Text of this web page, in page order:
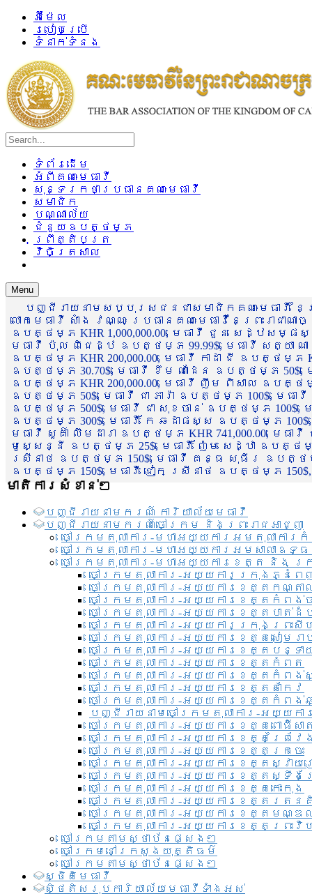
អ៊ីម៉ែល
របៀបប្រើ
ទំនាក់ទំនង
ទំព័រដើម
អំពីគណៈមេធាវី
សុន្ទរកថាប្រធានគណៈមេធាវី
សមាជិក
បណ្ណាល័យ
ជំនួយឧបត្ថម្ភ
ព្រឹត្តិបត្រ
វិចិត្រសាល
Menu
បញ្ជីរាយនាមសប្បុរសជនជាសមាជិកគណៈមេធាវី
លោកមេធាវី សាំង វណ្ណៈ ប្រធានគណៈមេធាវីនៃព្រះរា
ឧបត្ថម្ភ KHR 1,000,000.00, មេធាវី ជួន សេដ្ឋស
មេធាវី ប៉ុល ពិជេដ្ឋ ឧបត្ថម្ភ 99.99$, មេធាវី សត្យា ណ
ឧបត្ថម្ភ KHR 200,000.00, មេធាវី កាដា ជី ឧបត្ថម្ភ
ឧបត្ថម្ភ 30.70$, មេធាវី ខឹម ណាដែន ឧបត្ថម្ភ 50$,
ឧបត្ថម្ភ KHR 200,000.00, មេធាវី ញឹម ពិសាល ឧបត្ថ
ឧបត្ថម្ភ 50$, មេធាវី ជា ភារ៉ា ឧបត្ថម្ភ 100$, មេ
ឧបត្ថម្ភ 500$, មេធាវី ជា សុខចាន់ ឧបត្ថម្ភ
ឧបត្ថម្ភ 300$, មេធាវី កែ ឆដាផស្ស ឧបត្ថម្ភ
មេធាវី សួគ៌ា លឹមដារា ឧបត្ថម្ភ KHR 741,000.00, មេ
មូសេ្សន្នី ឧបត្ថម្ភ 25$, មេធាវី ញ៉ែម សេដ្ឋា ឧបត្ថ
ស្រីនាថ ឧបត្ថម្ភ 150$, មេធាវី គន្ធ សុធីរ ឧបត្ថម្ភ
ឧបត្ថម្ភ 150$, មេធាវី ជៀក ស្រីនាថ ឧបត្ថម្ភ 150$,
មាតិការសំខាន់ៗ
បញ្ជី​រាយ​នាមករណ៍ ការិយាល័យ​មេធាវី​
បញ្ជី​រាយ​នាមករណ៍​ចៅក្រម និងព្រះរាជអាជ្ញា
ចៅក្រមតុលាការ-មហាអយ្យការអមតុលាការ
ចៅក្រមតុលាការ-មហាអយ្យការអមសាលាឧទ្
ចៅក្រមតុលាការ-មហាអយ្យការខេត្ត និង ក្
ចៅក្រមតុលាការ-អយ្យការក្រុងភ្នំពេ
ចៅក្រមតុលាការ-អយ្យការខេត្តកណ្តា
ចៅក្រមតុលាការ-អយ្យការខេត្តកំពង់ច
ចៅក្រមតុលាការ-អយ្យការខេត្តបាត់ដំ
ចៅក្រមតុលាការ-អយ្យការ​ក្រុងព្រះសី
ចៅក្រមតុលាការ-អយ្យការខេត្តសៀមរា
ចៅក្រមតុលាការ-អយ្យការខេត្តបន្ទា
ចៅក្រមតុលាការ-អយ្យការខេត្តកំពត
ចៅក្រមតុលាការ-អយ្យការខេត្តកំពង់
ចៅក្រមតុលាការ-អយ្យការខេត្តតាកែវ
ចៅក្រមតុលាការ-អយ្យការខេត្តកំពង់
បញ្ជីរាយនាមចៅក្រមតុលាការ-អយ្យក
ចៅក្រមតុលាការ-អយ្យការខេត្តពោធិ៍សា
ចៅក្រមតុលាការ-អយ្យការខេត្តព្រៃវែ
ចៅក្រមតុលាការ-អយ្យការខេត្តក្រចេះ
ចៅក្រមតុលាការ-អយ្យការខេត្តស្វាយ
ចៅក្រមតុលាការ-អយ្យការខេត្តស្ទឹង
ចៅក្រមតុលាការ-អយ្យការខេត្តកោះកុង
ចៅក្រមតុលាការ-អយ្យការខេត្តរតន
ចៅក្រមតុលាការ-អយ្យការខេត្តមណ្
ចៅក្រមតុលាការ-អយ្យការខេត្តព្រះវិហ
ចៅក្រមតាមស្ថាប័នផ្សេងៗ
ចៅក្រមនៅក្រសួងយុត្តិធម៌
ចៅក្រមតាមស្ថាប័នផ្សេងៗ
ស្ថិតិមេធាវី
សិ្ថតិសរុបការិយាល័យមេធាវីទាំងអស់​